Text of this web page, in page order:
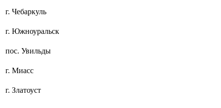
г. Чебаркуль
г. Южноуральск
пос. Увильды
г. Миасс
г. Златоуст